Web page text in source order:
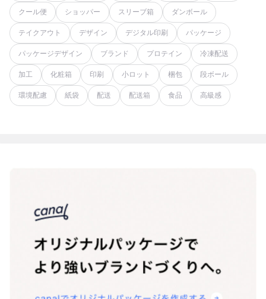
クール便 ショッパー スリーブ箱 ダンボール
テイクアウト デザイン デジタル印刷 パッケージ
パッケージデザイン ブランド プロテイン 冷凍配送
加工 化粧箱 印刷 小ロット 梱包 段ボール
環境配慮 紙袋 配送 配送箱 食品 高級感